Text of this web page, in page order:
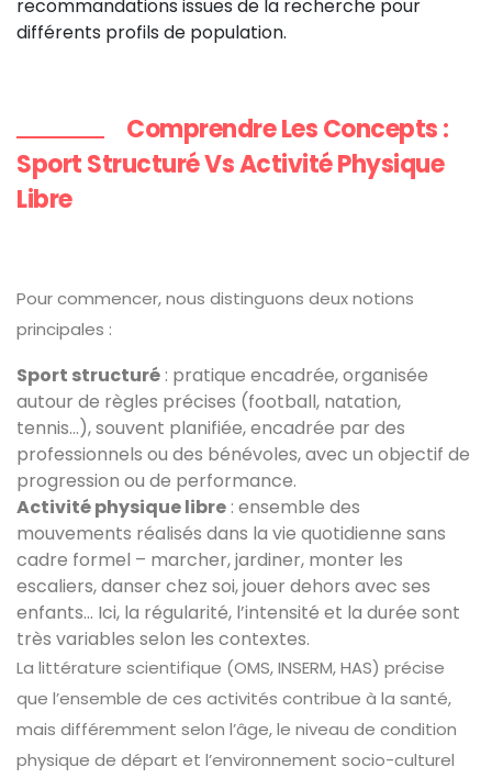
recommandations issues de la recherche pour
différents profils de population.
Comprendre Les Concepts :
Sport Structuré Vs Activité Physique
Libre
Pour commencer, nous distinguons deux notions
principales :
Sport structuré : pratique encadrée, organisée
autour de règles précises (football, natation,
tennis…), souvent planifiée, encadrée par des
professionnels ou des bénévoles, avec un objectif de
progression ou de performance.
Activité physique libre : ensemble des
mouvements réalisés dans la vie quotidienne sans
cadre formel – marcher, jardiner, monter les
escaliers, danser chez soi, jouer dehors avec ses
enfants… Ici, la régularité, l’intensité et la durée sont
très variables selon les contextes.
La littérature scientifique (OMS, INSERM, HAS) précise
que l’ensemble de ces activités contribue à la santé,
mais différemment selon l’âge, le niveau de condition
physique de départ et l’environnement socio-culturel